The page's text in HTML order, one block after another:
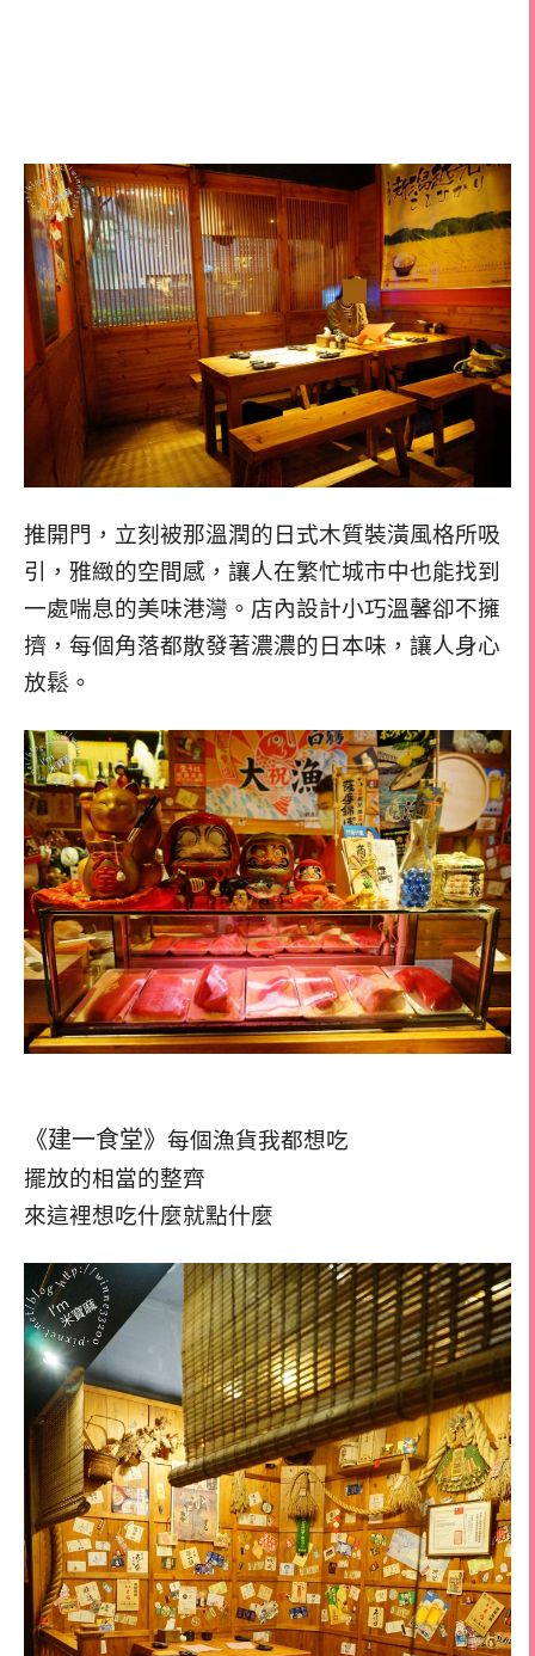
推開門，立刻被那溫潤的日式木質裝潢風格所吸
引，雅緻的空間感，讓人在繁忙城市中也能找到
一處喘息的美味港灣。店內設計小巧溫馨卻不擁
擠，每個角落都散發著濃濃的日本味，讓人身心
放鬆。
《建一食堂》 每個漁貨我都想吃
擺放的相當的整齊
來這裡想吃什麼就點什麼